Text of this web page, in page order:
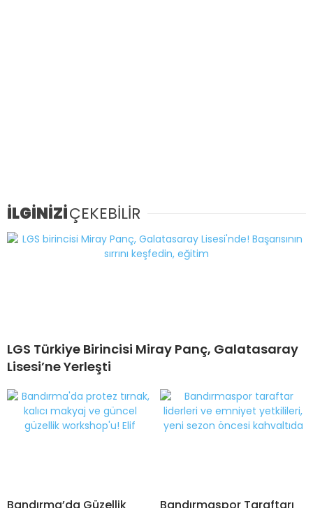
İLGİNİZİÇEKEBİLİR
LGS Türkiye Birincisi Miray Panç, Galatasaray
Lisesi’ne Yerleşti